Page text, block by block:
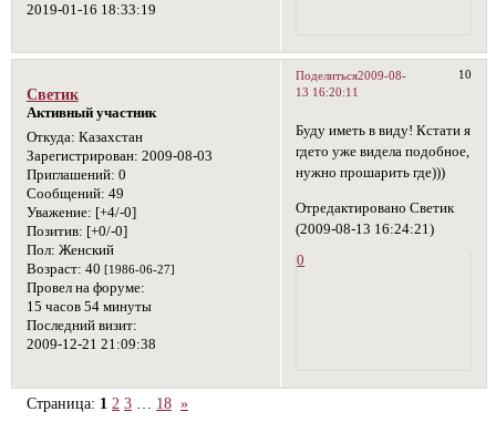
2019-01-16 18:33:19
Поделиться 10
2009-08-
13 16:20:11
Светик
Активный участник
Откуда: Казахстан
Зарегистрирован: 2009-08-03
Приглашений: 0
Сообщений: 49
Уважение: [+4/-0]
Позитив: [+0/-0]
Пол: Женский
Возраст: 40 [1986-06-27]
Провел на форуме:
15 часов 54 минуты
Последний визит:
2009-12-21 21:09:38
Буду иметь в виду! Кстати я
гдето уже видела подобное,
нужно прошарить где)))
Отредактировано Светик
(2009-08-13 16:24:21)
0
Страница: 1 2 3 18 »